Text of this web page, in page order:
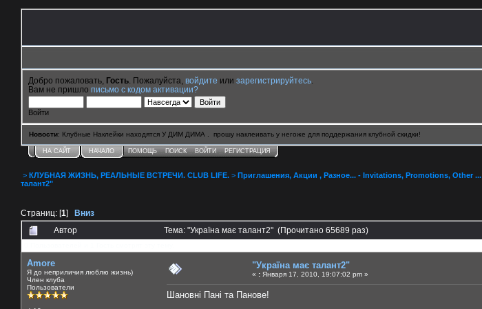
Добро пожаловать, Гость . Пожалуйста, войдите или зарегистрируйтесь
Вам не пришло письмо с кодом активации?
Войти
Новости: Клубные Наклейки находятся У ДИМ ДИМА . прошу наклеивать у негоже для поддержания клубной скидки!
НА САЙТ НАЧАЛО ПОМОЩЬ ПОИСК ВОЙТИ РЕГИСТРАЦИЯ
> КЛУБНАЯ ЖИЗНЬ, РЕАЛЬНЫЕ ВСТРЕЧИ. CLUB LIFE. > Приглашения, Акции , Разное... - Invitations, Promotions, Other ...
талант2"
Страниц: [1] Вниз
Автор Тема: "Україна має талант2" (Прочитано 65689 раз)
Amore
Я до неприличия люблю жизнь)
Член клуба
Пользователи
"Україна має талант2"
« : Января 17, 2010, 19:07:02 pm »
Шановні Пані та Панове!